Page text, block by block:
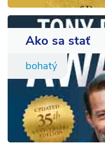
Ako sa stať
bohatý